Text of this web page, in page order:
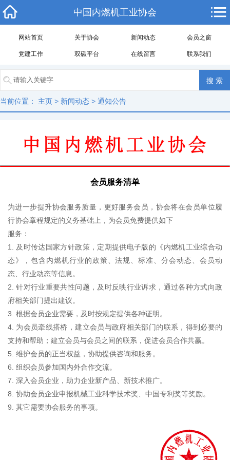
中国内燃机工业协会
网站首页 关于协会 新闻动态 会员之窗
党建工作 双碳平台 在线留言 联系我们
当前位置： 主页 > 新闻动态 > 通知公告
会员服务清单
为进一步提升协会服务质量，更好服务会员，协会将在会员单位履
行协会章程规定的义务基础上，为会员免费提供如下
服务：
1. 及时传达国家方针政策，定期提供电子版的《内燃机工业综合动
态》，包含内燃机行业的政策、法规、标准、分会动态、会员动
态、行业动态等信息。
2. 针对行业重要共性问题，及时反映行业诉求，通过各种方式向政
府相关部门提出建议。
3. 根据会员企业需要，及时按规定提供各种证明。
4. 为会员牵线搭桥，建立会员与政府相关部门的联系，得到必要的
支持和帮助；建立会员与会员之间的联系，促进会员合作共赢。
5. 维护会员的正当权益，协助提供咨询和服务。
6. 组织会员参加国内外合作交流。
7. 深入会员企业，助力企业新产品、新技术推广。
8. 协助会员企业申报机械工业科学技术奖、中国专利奖等奖励。
9. 其它需要协会服务的事项。